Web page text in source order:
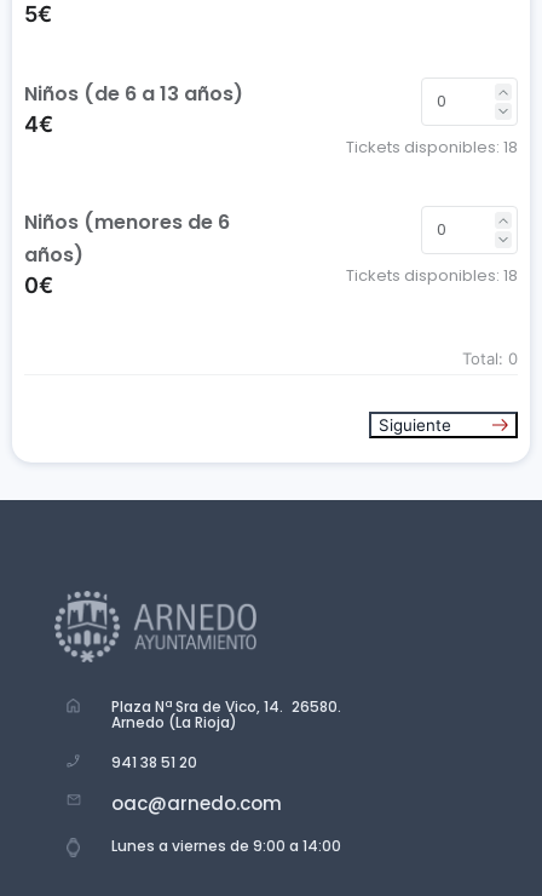
5€
Niños (de 6 a 13 años)
4€
Tickets disponibles: 18
Niños (menores de 6
años)
0€ Tickets disponibles: 18
Total: 0
Siguiente
Plaza Nª Sra de Vico, 14. 26580.
Arnedo (La Rioja)
941 38 51 20
oac@arnedo.com
Lunes a viernes de 9:00 a 14:00